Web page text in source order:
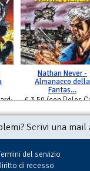
Nathan Never -
Almanacco della
Fantas…
€ 3,50(con Delos
Scrivi una
del servizio
di recesso